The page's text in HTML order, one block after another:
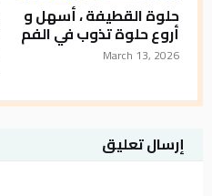
حلوة القطيفة ، أسهل و
أروع حلوة تذوب في الفم
March 13, 2026
إرسال تعليق